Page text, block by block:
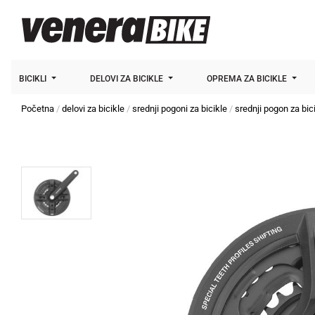
BICIKLI DELOVI ZA BICIKLE OPREMA ZA BICIKLE
Početna delovi za bicikle srednji pogoni za bicikle srednji pogon za